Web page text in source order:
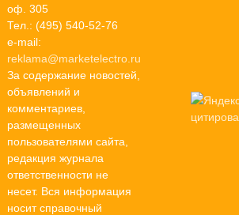
оф. 305
Тел.: (495) 540-52-76
e-mail:
reklama@marketelectro.ru
За содержание новостей,
объявлений и
комментариев,
размещенных
пользователями сайта,
редакция журнала
ответственности не
несет. Вся информация
носит справочный